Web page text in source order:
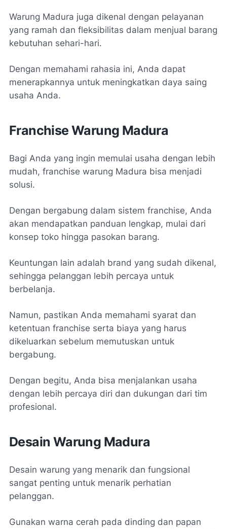
Warung Madura juga dikenal dengan pelayanan
yang ramah dan fleksibilitas dalam menjual barang
kebutuhan sehari-hari.
Dengan memahami rahasia ini, Anda dapat
menerapkannya untuk meningkatkan daya saing
usaha Anda.
Franchise Warung Madura
Bagi Anda yang ingin memulai usaha dengan lebih
mudah, franchise warung Madura bisa menjadi
solusi.
Dengan bergabung dalam sistem franchise, Anda
akan mendapatkan panduan lengkap, mulai dari
konsep toko hingga pasokan barang.
Keuntungan lain adalah brand yang sudah dikenal,
sehingga pelanggan lebih percaya untuk
berbelanja.
Namun, pastikan Anda memahami syarat dan
ketentuan franchise serta biaya yang harus
dikeluarkan sebelum memutuskan untuk
bergabung.
Dengan begitu, Anda bisa menjalankan usaha
dengan lebih percaya diri dan dukungan dari tim
profesional.
Desain Warung Madura
Desain warung yang menarik dan fungsional
sangat penting untuk menarik perhatian
pelanggan.
Gunakan warna cerah pada dinding dan papan